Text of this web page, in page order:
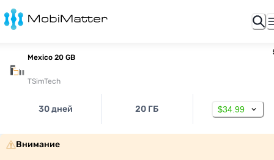
Mexico 20 GB
TSimTech
30 дней 20 ГБ $34.99
Внимание